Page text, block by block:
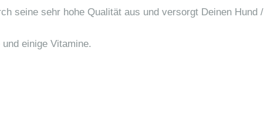
seine sehr hohe Qualität aus und versorgt Deinen
einige Vitamine.